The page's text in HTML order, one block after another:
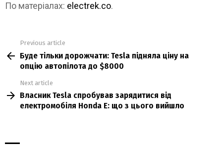
По матеріалах: electrek.co.
more
Previous article
Буде тільки дорожчати: Tesla підняла ціну на
опцію автопілота до $8000
Next article
Власник Tesla спробував зарядитися від
електромобіля Honda E: що з цього вийшло